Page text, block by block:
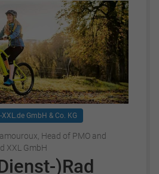
XXL.de GmbH & Co. KG
Head of PMO and
XXL GmbH
)Rad